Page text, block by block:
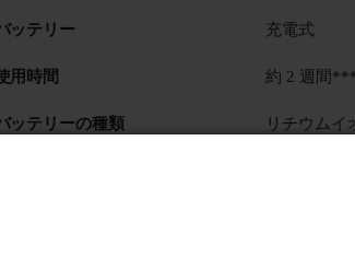
ッテリー 充電式
用時間 約 2 週間
ッテリーの種類 リチウムイ